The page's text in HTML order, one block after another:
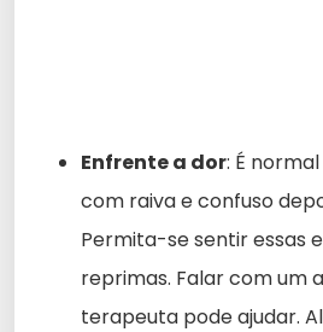
Enfrente a dor: É
com raiva e confuso
Permita-se sentir essas
reprimas. Falar com um
terapeuta pode ajudar.